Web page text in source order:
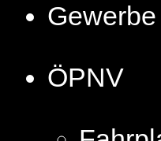
Gewerbe
ÖPNV